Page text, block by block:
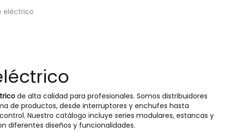
eléctrico
de alta calidad para profesionales. Somos distribuidores
de productos, desde interruptores y enchufes hasta
Nuestro catálogo incluye series modulares, estancas y
diferentes diseños y funcionalidades.